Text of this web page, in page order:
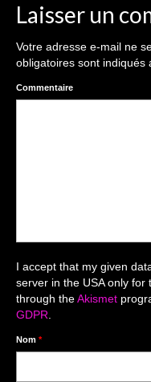
The smash
Séance Noël
Enfants
Reportages /
Galeries Privées
séance du
Laisser un
Votre adresse e-mail ne
obligatoires sont indiqués
Commentaire
I accept that my given
server in the USA only
through theAkismet
GDPR.
Nom *